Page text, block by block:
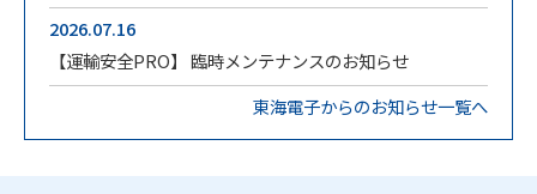
2026.07.16
【運輸安全PRO】 臨時メンテナンスのお知らせ
東海電子からのお知らせ一覧へ